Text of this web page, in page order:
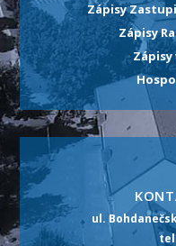
Zápisy
Zápisy
ul.